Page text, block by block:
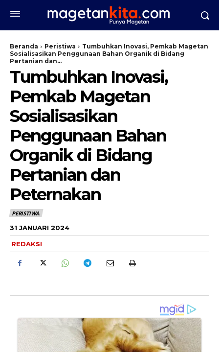
Beranda Peristiwa
Tumbuhkan Inovasi, Pemkab Magetan
Sosialisasikan Penggunaan Bahan Organik di Bidang
Pertanian dan...
Tumbuhkan Inovasi,
Pemkab Magetan
Sosialisasikan
Penggunaan Bahan
Organik di Bidang
Pertanian dan
Peternakan
PERISTIWA
31 JANUARI 2024
REDAKSI